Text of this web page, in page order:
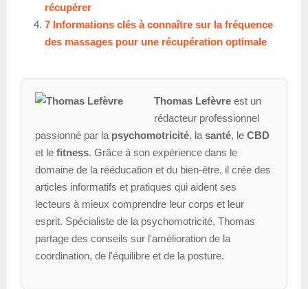
récupérer
7 Informations clés à connaître sur la fréquence
des massages pour une récupération optimale
Thomas Lefèvreest un
rédacteur professionnel
passionné par la psychomotricité, la santé, le CBD
et le fitness. Grâce à son expérience dans le
domaine de la rééducation et du bien-être, il crée des
articles informatifs et pratiques qui aident ses
lecteurs à mieux comprendre leur corps et leur
esprit. Spécialiste de la psychomotricité, Thomas
partage des conseils sur l'amélioration de la
coordination, de l'équilibre et de la posture.